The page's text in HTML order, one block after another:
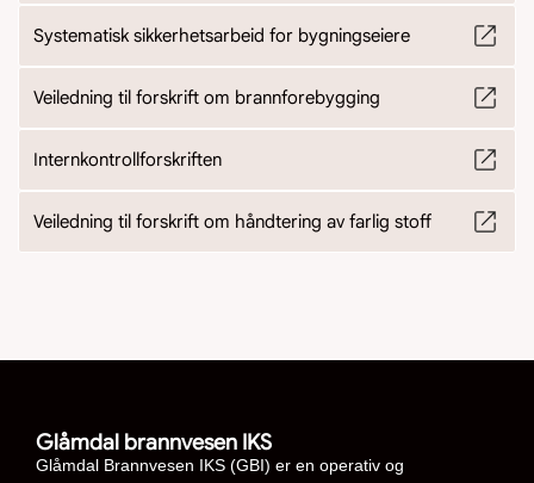
Systematisk sikkerhetsarbeid for bygningseiere
Veiledning til forskrift om brannforebygging
Internkontrollforskriften
Veiledning til forskrift om håndtering av farlig stoff
Glåmdal brannvesen IKS
Glåmdal Brannvesen IKS (GBI) er en operativ og